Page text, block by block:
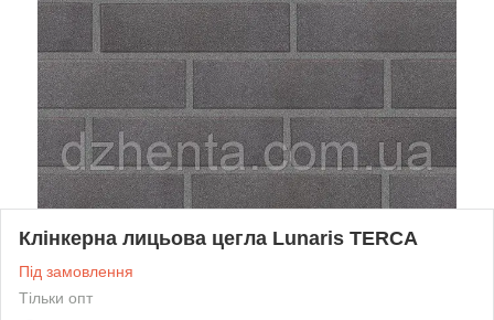
Клінкерна лицьова цегла Lunaris TERCA
Під замовлення
Тільки опт